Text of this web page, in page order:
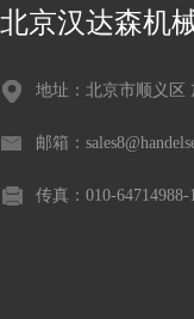
北京汉达森机
地址：北京市顺义区
邮箱：
传真：010-64714988-